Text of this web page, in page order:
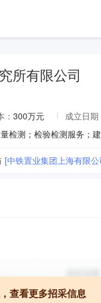
所有限公司
300万元 成立日期
[中铁置业集团上海有限
查看更多招采信息